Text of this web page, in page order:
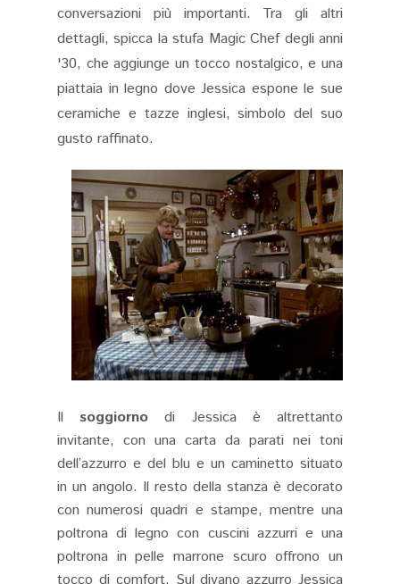
conversazioni più importanti. Tra gli altri
dettagli, spicca la stufa Magic Chef degli anni
'30, che aggiunge un tocco nostalgico, e una
piattaia in legno dove Jessica espone le sue
ceramiche e tazze inglesi, simbolo del suo
gusto raffinato.
Ilsoggiornodi Jessica è altrettanto
invitante, con una carta da parati nei toni
dell’azzurro e del blu e un caminetto situato
in un angolo. Il resto della stanza è decorato
con numerosi quadri e stampe, mentre una
poltrona di legno con cuscini azzurri e una
poltrona in pelle marrone scuro offrono un